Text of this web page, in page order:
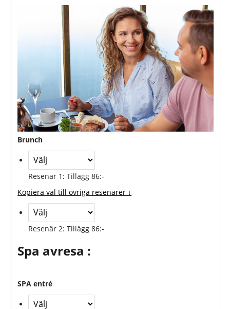
Brunch
Resenär 1: Tillägg 86:-
Kopiera val till övriga resenärer ↓
Resenär 2: Tillägg 86:-
Spa avresa :
SPA entré